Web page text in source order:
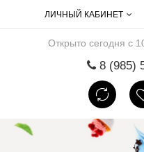
ЛИЧНЫЙ КАБИНЕТ
Открыто сегодня с
8 (985)